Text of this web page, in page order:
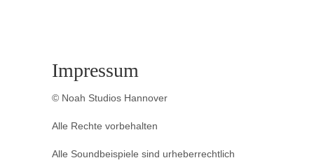
Impressum
© Noah Studios Hannover
Alle Rechte vorbehalten
Alle Soundbeispiele sind urheberrechtlich